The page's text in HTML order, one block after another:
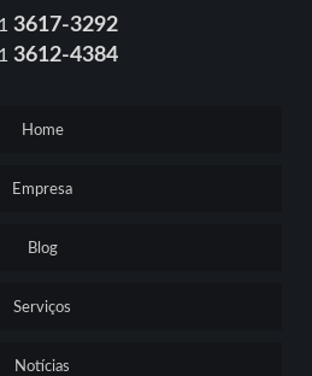
3617-3292
3612-4384
Home
Empresa
Blog
Serviços
Notícias